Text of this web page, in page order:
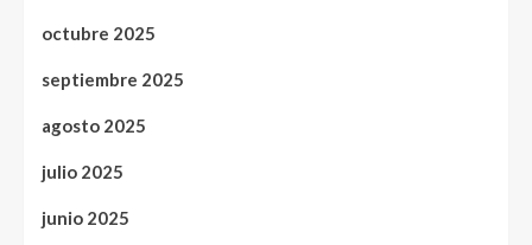
octubre 2025
septiembre 2025
agosto 2025
julio 2025
junio 2025